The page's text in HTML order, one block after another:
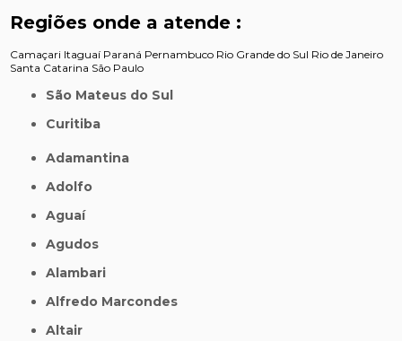
Regiões onde a atende :
Camaçari Itaguaí Paraná Pernambuco Rio Grande do Sul Rio de Janeiro
Santa Catarina São Paulo
São Mateus do Sul
Curitiba
Adamantina
Adolfo
Aguaí
Agudos
Alambari
Alfredo Marcondes
Altair